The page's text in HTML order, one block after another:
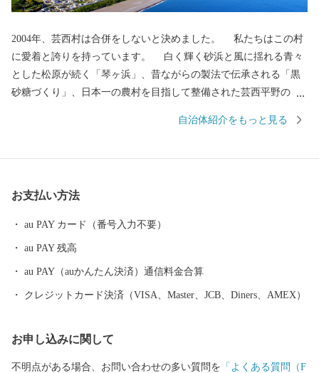
2004年、芸西村は合併をしないと決めました。 私たちはこの村
に愛着と誇りを持っています。 白く輝く砂浜と風に揺れる青々
とした松原が続く「琴ヶ浜」、昔ながらの製法で伝承される「黒
砂糖づくり」、日本一の農村を目指して整備された芸西平野の
の世代に受け継ぐため、村民のみなさんと共に工夫して課題に立
自治体紹介をもっと見る
お支払い方法
au PAY カード（番号入力不要）
au PAY 残高
au PAY（auかんたん決済）通信料金合算
クレジットカード決済（VISA、Master、JCB、Diners、AMEX）
お申し込みに関して
不明点がある場合、お問い合わせの多い質問を 「よくある質問（F